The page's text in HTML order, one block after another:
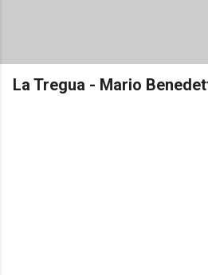
La Tregua - Mario